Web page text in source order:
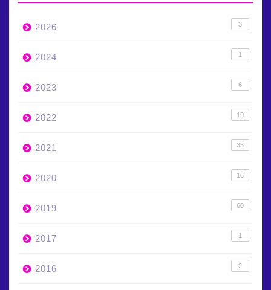
2026 3
2024 1
2023 6
2022 19
2021 33
2020 16
2019 60
2017 1
2016 2